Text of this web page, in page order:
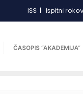
ISS Ispitni
ČASOPIS “AKADEMIJA”